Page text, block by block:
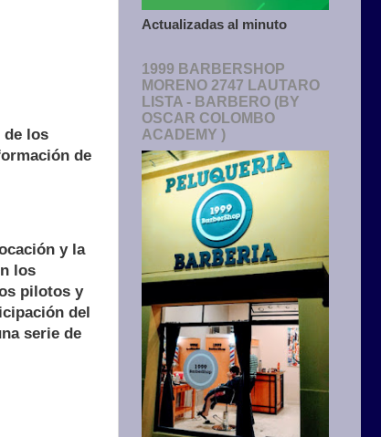
de los
de
y la
los
pilotos y
del
serie de
Actualizadas al minuto
1999 BARBERSHOP
MORENO 2747 LAUTARO
LISTA - BARBERO (BY
OSCAR COLOMBO
ACADEMY )